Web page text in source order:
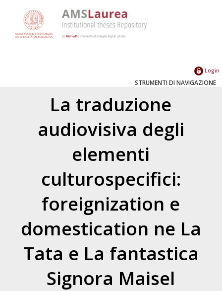
Login
STRUMENTI DI NAVIGAZIONE
La traduzione
audiovisiva degli
elementi
culturospecifici:
foreignization e
domestication ne La
Tata e La fantastica
Signora Maisel